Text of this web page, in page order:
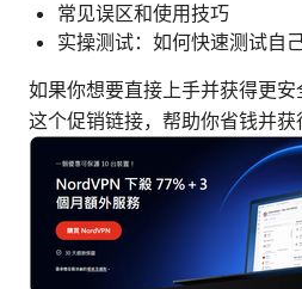
常见误区和使用技巧
实操测试：如何快速测试自
如果你想要直接上手并获得更
这个促销链接，帮助你省钱并获